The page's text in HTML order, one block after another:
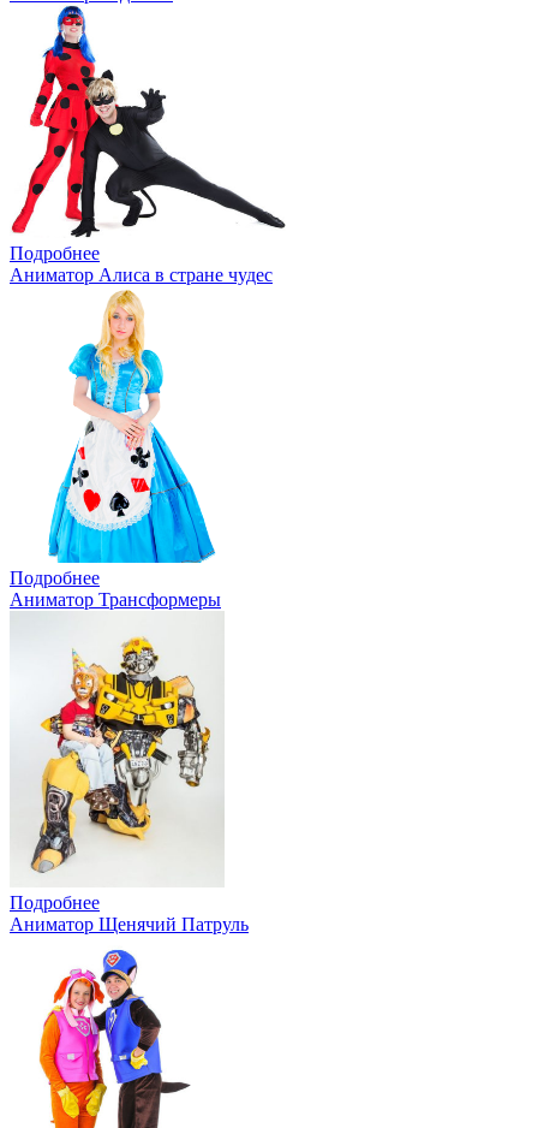
Подробнее
Аниматор Алиса в стране чудес
Подробнее
Аниматор Трансформеры
Подробнее
Аниматор Щенячий Патруль